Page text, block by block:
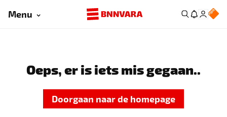
Menu
Oeps, er is iets mis gegaan..
Doorgaan naar de homepage